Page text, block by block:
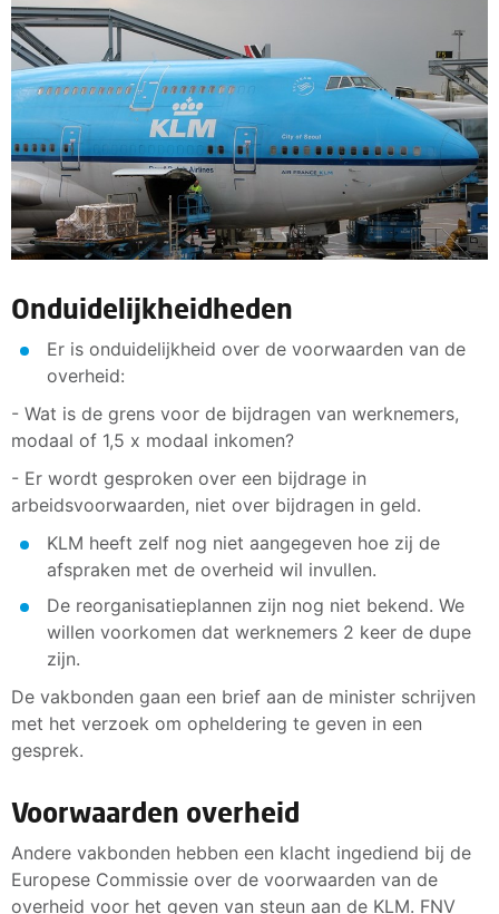
Onduidelijkheidheden
Er is onduidelijkheid over de voorwaarden van de
overheid:
- Wat is de grens voor de bijdragen van werknemers,
modaal of 1,5 x modaal inkomen?
- Er wordt gesproken over een bijdrage in
arbeidsvoorwaarden, niet over bijdragen in geld.
KLM heeft zelf nog niet aangegeven hoe zij de
afspraken met de overheid wil invullen.
De reorganisatieplannen zijn nog niet bekend. We
willen voorkomen dat werknemers 2 keer de dupe
zijn.
De vakbonden gaan een brief aan de minister schrijven
met het verzoek om opheldering te geven in een
gesprek.
Voorwaarden overheid
Andere vakbonden hebben een klacht ingediend bij de
Europese Commissie over de voorwaarden van de
overheid voor het geven van steun aan de KLM. FNV